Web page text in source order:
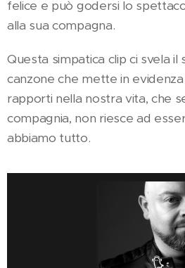
felice e può godersi lo
alla sua compagna.
Questa simpatica clip ci svela il
canzone che mette in
rapporti nella nostra vita, che
compagnia, non riesce ad
abbiamo tutto.